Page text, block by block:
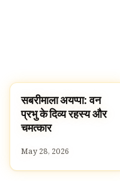
TEMPLES
सबरीमाला अयप्पा: वन
प्रभु के दिव्य रहस्य और
चमत्कार
May 28, 2026